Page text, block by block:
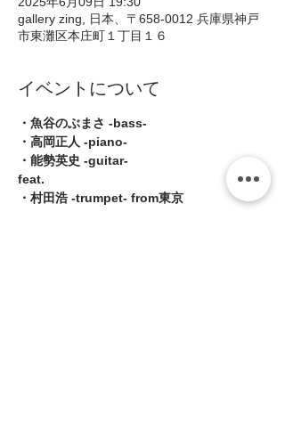
gallery zing, 日本、〒658-0012 兵庫県神戸
市東灘区本庄町１丁目１６
イベントについて
・魚谷のぶまさ -bass-
・高岡正人 -piano-
・能勢英史 -guitar-
feat.
・村田浩 -trumpet- from東京